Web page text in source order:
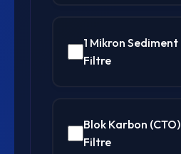
1 Mikron Sediment
Filtre
Blok Karbon (CTO)
Filtre